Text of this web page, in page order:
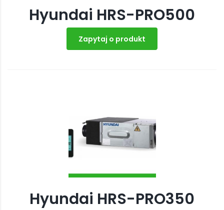
Hyundai HRS-PRO500
Zapytaj o produkt
Hyundai HRS-PRO350